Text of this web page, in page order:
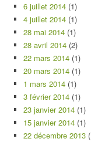
6 juillet 2014 (1)
4 juillet 2014 (1)
28 mai 2014 (1)
28 avril 2014 (2)
22 mars 2014 (1)
20 mars 2014 (1)
1 mars 2014 (1)
3 février 2014 (1)
23 janvier 2014 (1)
15 janvier 2014 (1)
22 décembre 2013